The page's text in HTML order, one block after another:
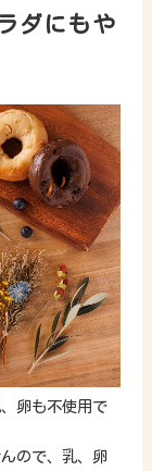
ダにもや
卵も不使用で
ので、乳、卵